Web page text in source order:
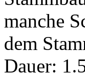
manche
dem
Dauer: